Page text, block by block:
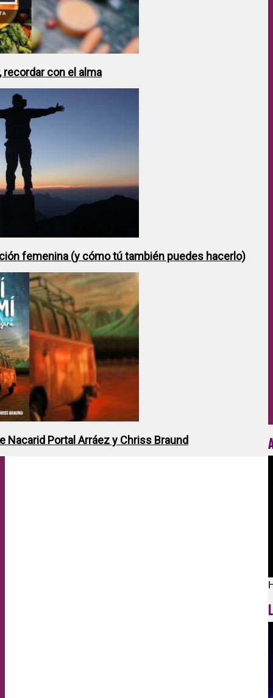
recordar con el alma
femenina (y cómo tú también puedes hacerlo)
Nacarid Portal Arráez y Chriss Braund